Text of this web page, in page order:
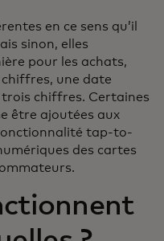
en ce sens qu’il
sinon, elles
pour les achats,
une date
trois chiffres. Certaines
être ajoutées aux
tap-to-
des cartes